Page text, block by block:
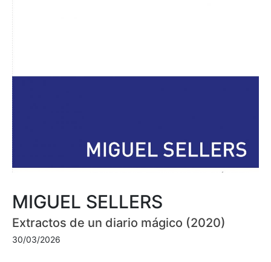
MIGUEL SELLERS
Extractos de un diario mágico (2020)
30/03/2026